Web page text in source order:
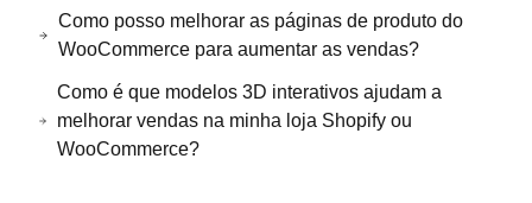
Como posso melhorar as páginas de produto do
WooCommerce para aumentar as vendas?
Como é que modelos 3D interativos ajudam a
melhorar vendas na minha loja Shopify ou
WooCommerce?